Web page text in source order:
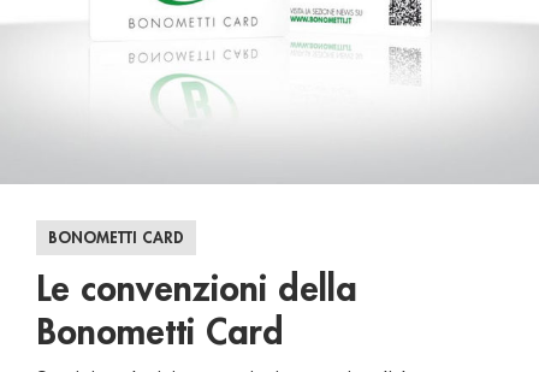
BONOMETTI CARD
Le convenzioni della
Bonometti Card